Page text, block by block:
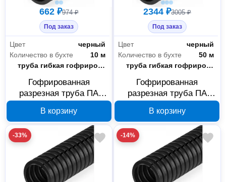
662 ₽974 ₽
Под заказ
Цвет
черный
Количество в бухте
10 м
Тип
труба гибкая гофрированная
Гофрированная
разрезная труба ПА
стойкая черная 9.8/13.2
мм 10 м PR02.0316
В корзину
2344 ₽3005 ₽
Под заказ
Цвет
черный
Количество в бухте
50 м
Тип
труба гибкая гофрированная
Гофрированная
разрезная труба ПА
стойкая черная 7/10 мм
50 м PR02.0310
В корзину
-33% -14%